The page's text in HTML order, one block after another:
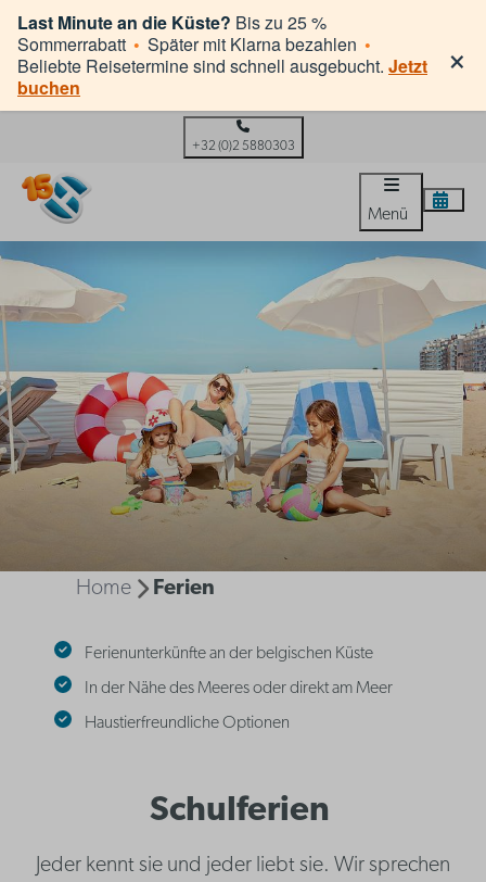
Last Minute an die Küste? Bis zu 25 %
Sommerrabatt • Später mit Klarna bezahlen •
Beliebte Reisetermine sind schnell ausgebucht. Jetzt
buchen
×
+32 (0)2 5880303
Menü
Home Ferien
Ferienunterkünfte an der belgischen Küste
In der Nähe des Meeres oder direkt am Meer
Haustierfreundliche Optionen
Schulferien
Jeder kennt sie und jeder liebt sie. Wir sprechen